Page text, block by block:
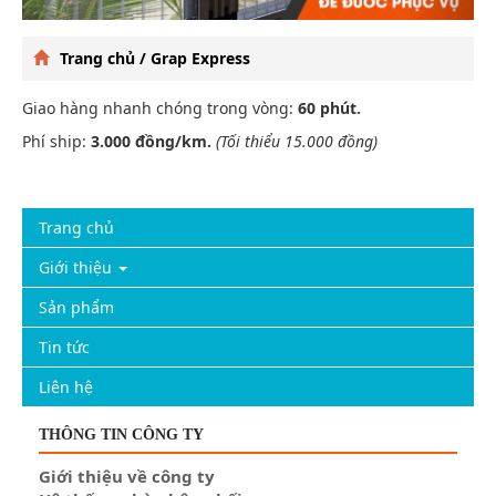
Trang chủ / Grap Express
Giao hàng nhanh chóng trong vòng: 60 phút.
Phí ship: 3.000 đồng/km. (Tối thiểu 15.000 đồng)
Trang chủ
Giới thiệu
Sản phẩm
Tin tức
Liên hệ
THÔNG TIN CÔNG TY
Giới thiệu về công ty